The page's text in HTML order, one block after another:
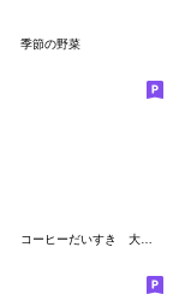
季節の野菜